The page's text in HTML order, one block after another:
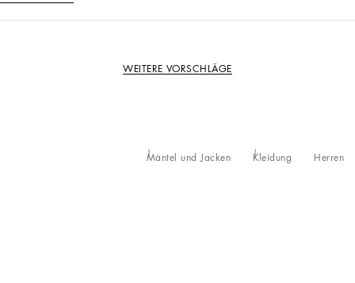
WEITERE VORSCHLÄGE
Herren
Kleidung
Mäntel und Jacken